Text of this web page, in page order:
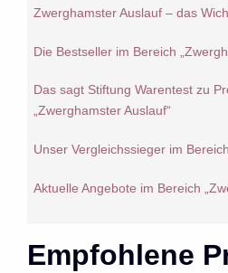
Zwerghamster Auslauf – das
Die Bestseller im Bereich
Das sagt Stiftung Warentest zu
„Zwerghamster Auslauf“
Unser Vergleichssieger im
Aktuelle Angebote im Bereich
Empfohlene